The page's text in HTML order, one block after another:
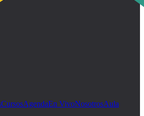
CursosAgendaEn VivoNosotrosAula